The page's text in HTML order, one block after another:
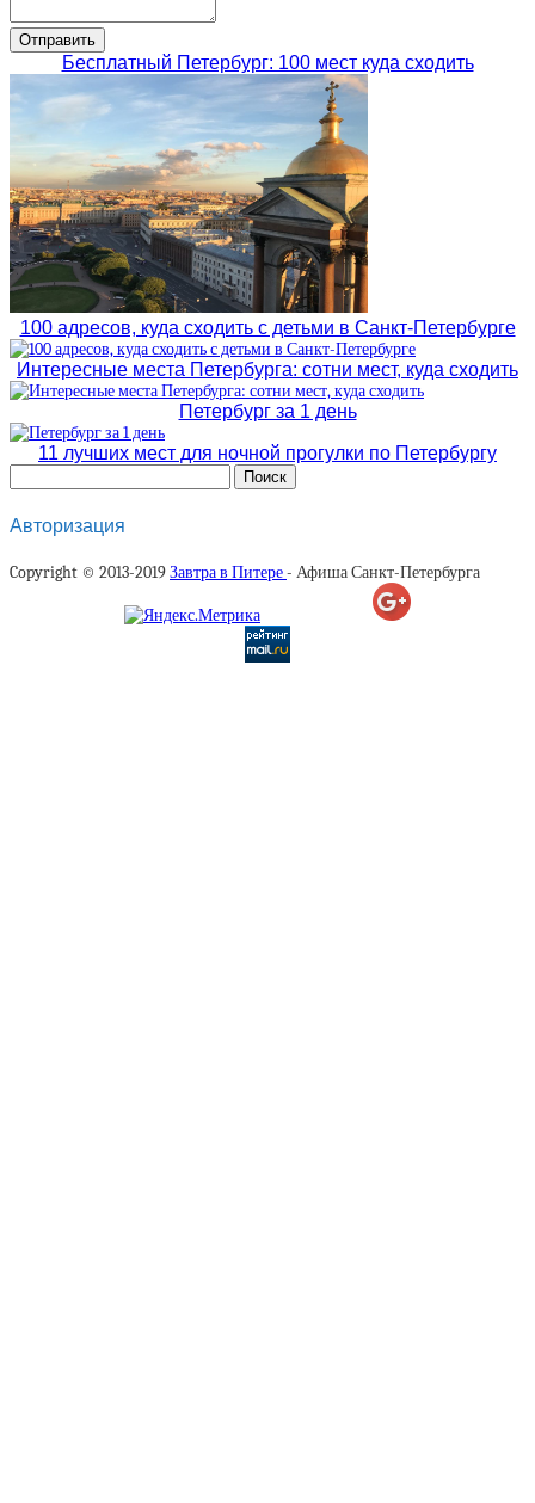
Бесплатный Петербург: 100 мест куда сходить
100 адресов, куда сходить с детьми в Санкт-Петербурге
Интересные места Петербурга: сотни мест, куда сходить
Петербург за 1 день
11 лучших мест для ночной прогулки по Петербургу
Авторизация
Copyright © 2013-2019Завтра в Питере- Афиша Санкт-Петербурга